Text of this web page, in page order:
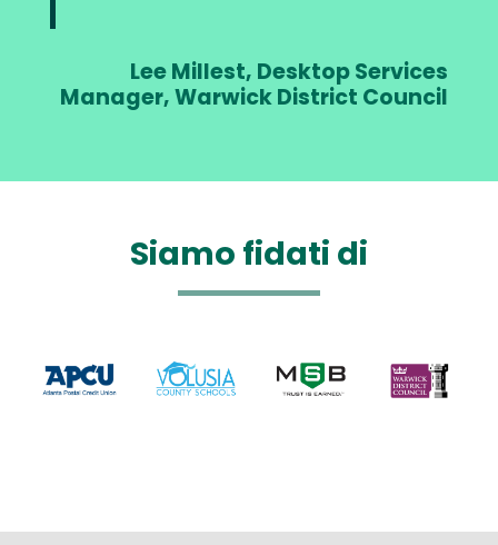
Lee Millest, Desktop Services
Manager, Warwick District Council
Siamo fidati di